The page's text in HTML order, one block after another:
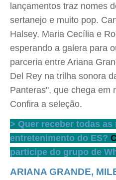
lançamentos traz nomes
sertanejo e muito pop.
Halsey, Maria Cecília e
esperando a galera para
parceria entre Ariana
Del Rey na trilha sonora
Panteras", que chega em
Confira a seleção.
> Quer receber todas
entretenimento do ES?
participe do grupo de
ARIANA GRANDE,